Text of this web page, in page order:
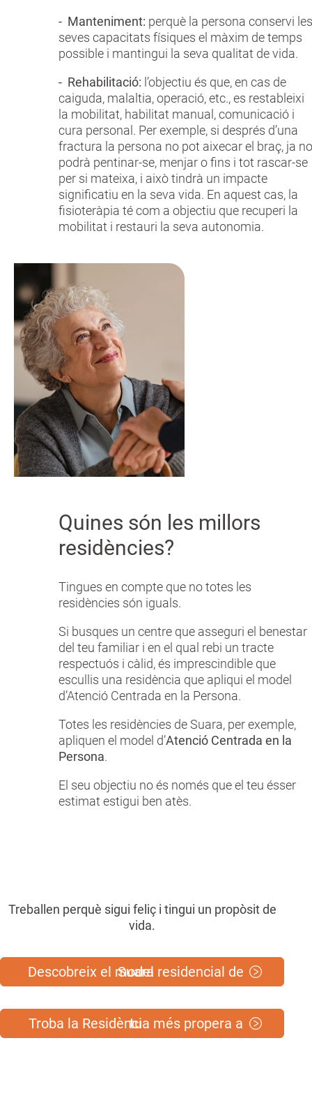
- Manteniment: perquè la persona conservi les
seves capacitats físiques el màxim de temps
possible i mantingui la seva qualitat de vida.
- Rehabilitació: l’objectiu és que, en cas de
caiguda, malaltia, operació, etc., es restableixi
la mobilitat, habilitat manual, comunicació i
cura personal. Per exemple, si després d’una
fractura la persona no pot aixecar el braç, ja no
podrà pentinar-se, menjar o fins i tot rascar-se
per si mateixa, i això tindrà un impacte
significatiu en la seva vida. En aquest cas, la
fisioteràpia té com a objectiu que recuperi la
mobilitat i restauri la seva autonomia.
Quines són les millors
residències?
Tingues en compte que no totes les
residències són iguals.
Si busques un centre que asseguri el benestar
del teu familiar i en el qual rebi un tracte
respectuós i càlid, és imprescindible que
escullis una residència que apliqui el model
d’Atenció Centrada en la Persona.
Totes les residències de Suara, per exemple,
apliquen el model d’Atenció Centrada en la
Persona.
El seu objectiu no és només que el teu ésser
estimat estigui ben atès.
Treballen perquè sigui feliç i tingui un propòsit de
vida.
Descobreix el model residencial de Suara
Troba la Residència més propera a tu